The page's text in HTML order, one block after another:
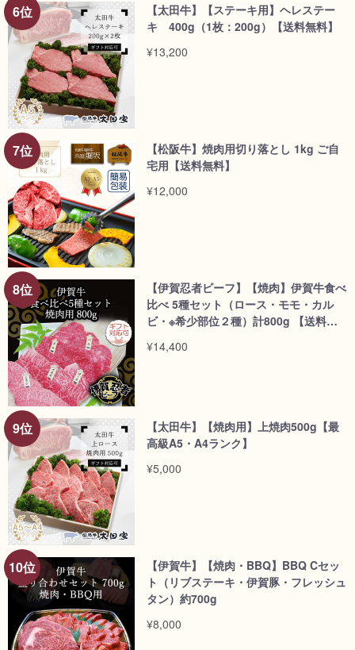
【太田牛】【ステーキ用】ヘレステー
キ 400g（1枚：200g）【送料無料】
¥13,200
【松阪牛】焼肉用切り落とし 1kg ご自
宅用【送料無料】
¥12,000
【伊賀忍者ビーフ】【焼肉】伊賀牛食べ
比べ 5種セット（ロース・モモ・カル
ビ・※希少部位２種）計800g 【送料無
¥14,400
【太田牛】【焼肉用】上焼肉500g【最
高級A5・A4ランク】
¥5,000
【伊賀牛】【焼肉・BBQ】BBQ Cセッ
ト（リブステーキ・伊賀豚・フレッシュ
タン）約700g
¥8,000